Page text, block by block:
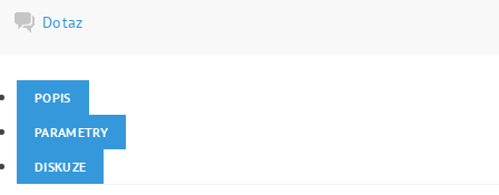
Dotaz
POPIS
PARAMETRY
DISKUZE